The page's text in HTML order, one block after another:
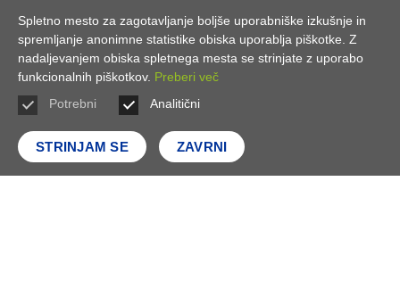
podporna
Spletno mesto za zagotavljanje boljše uporabniške izkušnje in
spremljanje anonimne statistike obiska uporablja piškotke. Z
nadaljevanjem obiska spletnega mesta se strinjate z uporabo
funkcionalnih piškotkov. Preberi več
Potrebni
Analitični
STRINJAM SE ZAVRNI